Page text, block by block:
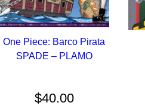
One Piece: Barco Pirata
SPADE – PLAMO
$40.00